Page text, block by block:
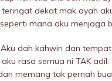
dekat mak ayah
mana aku menjaga
dah kahwin dan
rasa semua ni TAK
memang tak pernah